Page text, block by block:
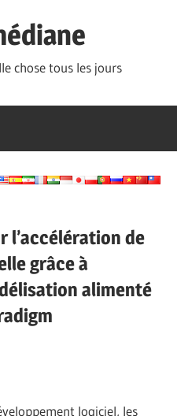
chose tous les jours
l’accélération de
grâce à
alimenté
logiciel, les